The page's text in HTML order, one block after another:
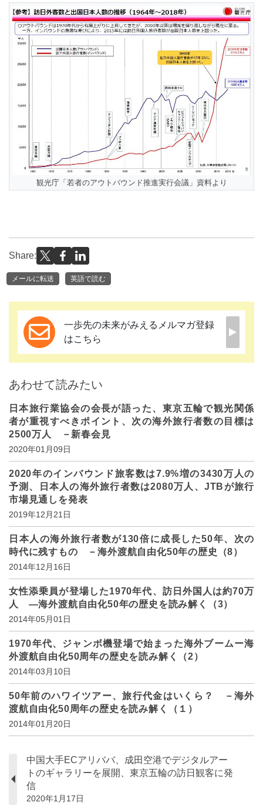
観光庁「若者のアウトバウンド推進実行会議」資料より
Share:
メールに転送 英語で読む
一歩先の未来がみえるメルマガ登録
はこちら
あわせて読みたい
日本旅行業協会の会長が語った、東京五輪で観光関係
者が重視すべきポイント、次の海外旅行者数の目標は
2500万人 －新春会見
2020年01月09日
2020年のインバウンド旅客数は7.9%増の3430万人の
予測、日本人の海外旅行者数は2080万人、JTBが旅行
市場見通しを発表
2019年12月21日
日本人の海外旅行者数が130倍に成長した50年、次の
時代に残すもの －海外渡航自由化50年の歴史（8）
2014年12月16日
女性添乗員が登場した1970年代、訪日外国人は約70万
人 ―海外渡航自由化50年の歴史を読み解く（3）
2014年05月01日
1970年代、ジャンボ機登場で始まった海外ブームー海
外渡航自由化50周年の歴史を読み解く（2）
2014年03月10日
50年前のハワイツアー、旅行代金はいくら？ －海外
渡航自由化50周年の歴史を読み解く（１）
2014年01月20日
中国大手ECアリババ、成田空港でデジタルアー
トのギャラリーを展開、東京五輪の訪日観客に発
信
2020年1月17日